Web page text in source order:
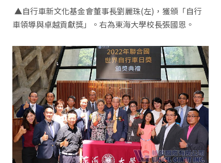
▲自行車新文化基金會董事長劉麗珠(左)，獲頒「自行
車領導與卓越貢獻獎」。右為東海大學校長張國恩。